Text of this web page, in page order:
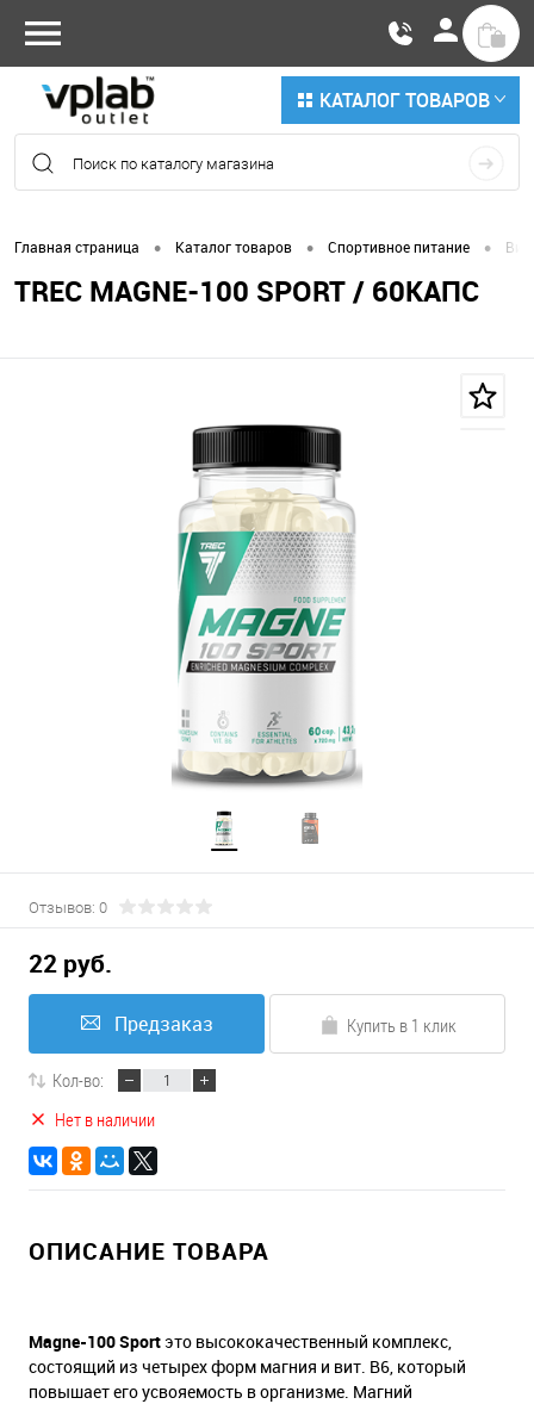
КАТАЛОГ ТОВАРОВ
Главная страница • Каталог товаров • Спортивное питание •
TREC MAGNE-100 SPORT / 60КАПС
Отзывов: 0
22 руб.
Предзаказ Купить в 1 клик
Кол-во:
Нет в наличии
ОПИСАНИЕ ТОВАРА
Magne-100 Sportэто высококачественный комплекс,
состоящий из четырех форм магния и вит. В6, который
повышает его усвояемость в организме. Магний